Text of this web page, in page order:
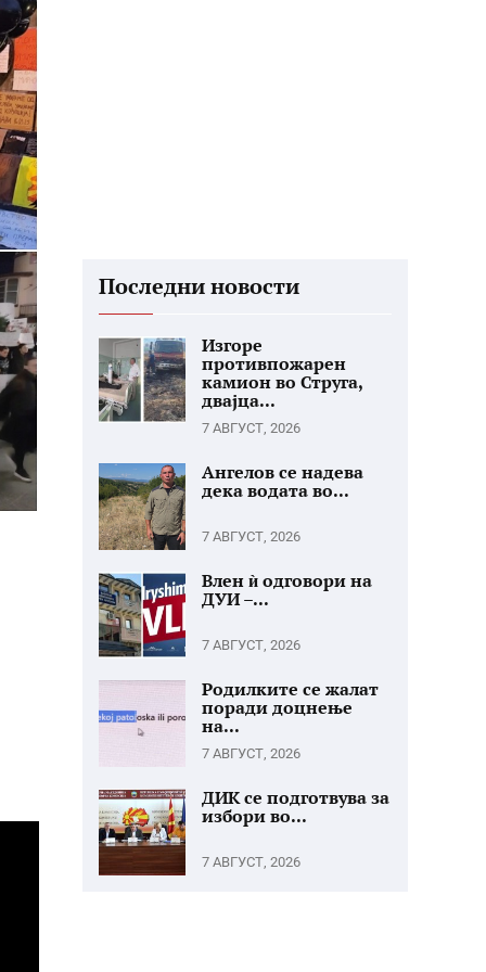
Последни новости
Изгоре
противпожарен
камион во Струга,
двајца...
7 АВГУСТ, 2026
Ангелов се надева
дека водата во...
7 АВГУСТ, 2026
Влен ѝ одговори на
ДУИ –...
7 АВГУСТ, 2026
Родилките се жалат
поради доцнење
на...
7 АВГУСТ, 2026
ДИК се подготвува за
избори во...
7 АВГУСТ, 2026